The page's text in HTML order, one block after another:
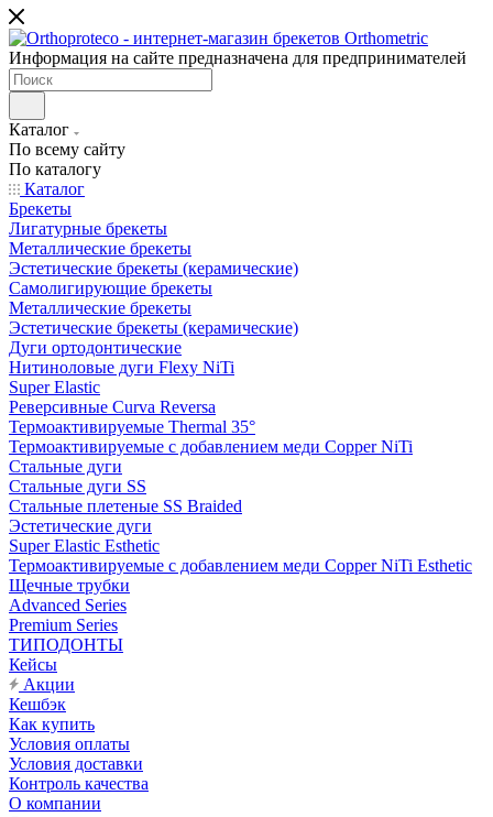
Информация на сайте предназначена для предпринимателей
Каталог
По всему сайту
По каталогу
Каталог
Брекеты
Лигатурные брекеты
Металлические брекеты
Эстетические брекеты (керамические)
Самолигирующие брекеты
Металлические брекеты
Эстетические брекеты (керамические)
Дуги ортодонтические
Нитиноловые дуги Flexy NiTi
Super Elastic
Реверсивные Curva Reversa
Термоактивируемые Thermal 35°
Термоактивируемые с добавлением меди Copper NiTi
Стальные дуги
Стальные дуги SS
Стальные плетеные SS Braided
Эстетические дуги
Super Elastic Esthetic
Термоактивируемые с добавлением меди Copper NiTi Esthetic
Щечные трубки
Advanced Series
Premium Series
ТИПОДОНТЫ
Кейсы
Акции
Кешбэк
Как купить
Условия оплаты
Условия доставки
Контроль качества
О компании